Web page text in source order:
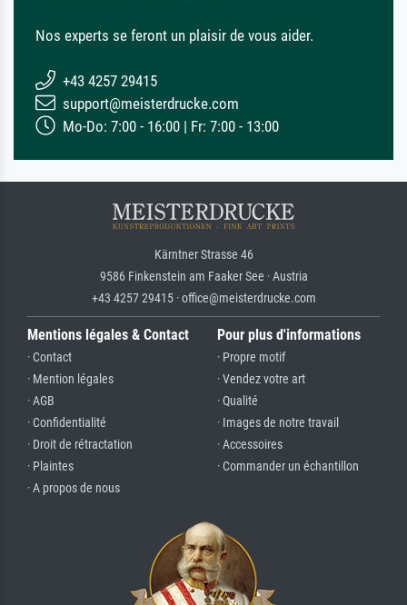
Nos experts se feront un plaisir de vous aider.
+43 4257 29415
support@meisterdrucke.com
Mo-Do: 7:00 - 16:00 | Fr: 7:00 - 13:00
Kärntner Strasse 46
9586 Finkenstein am Faaker See · Austria
+43 4257 29415 · office@meisterdrucke.com
Mentions légales & Contact
· Contact
· Mention légales
· AGB
· Confidentialité
· Droit de rétractation
· Plaintes
· A propos de nous
Pour plus d'informations
· Propre motif
· Vendez votre art
· Qualité
· Images de notre travail
· Accessoires
· Commander un échantillon